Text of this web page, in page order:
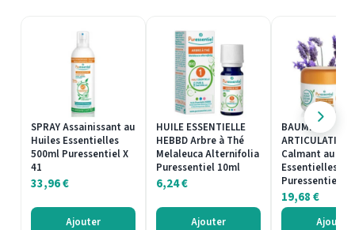
SPRAY Assainissant au
Huiles Essentielles
500ml Puressentiel X
41
33,96€
Ajouter
HUILE ESSENTIELLE
HEBBD Arbre à Thé
Melaleuca Alternifolia
Puressentiel 10ml
6,24€
Ajouter
BAUME
Calmant au
Essentielles
Puressentiel X
19,68€
Ajouter